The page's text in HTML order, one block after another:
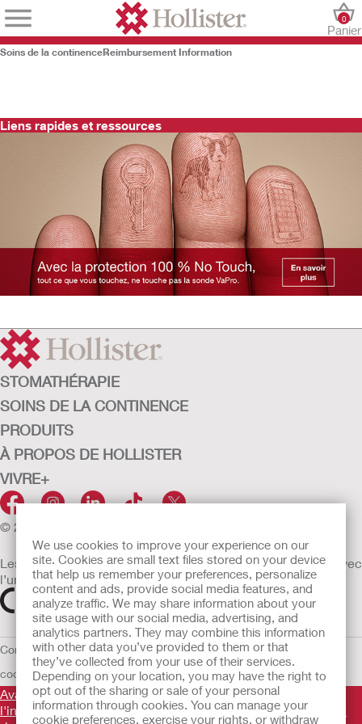
We use cookies to improve your experience on our
site. Cookies are small text files stored on your device
that help us remember your preferences, personalize
content and ads, provide social media features, and
analyze traffic. We may share information about your
site usage with our social media, advertising, and
analytics partners. They may combine this information
with other data you’ve provided to them or that
they’ve collected from your use of their services.
Depending on your location, you may have the right to
opt out of the sharing or sale of your personal
information through cookies. You can manage your
cookie preferences, exercise your rights, or withdraw
Panier
0
Soins de la continenceReimbursement Information
Liens rapides et ressources
STOMATHÉRAPIE
SOINS DE LA CONTINENCE
PRODUITS
À PROPOS DE HOLLISTER
VIVRE+
© 2026 Hollister Incorporated
Les dispositifs médicaux vendus dans l’UE sont marqués avec
l’un des symboles suivants selon le besoin
Conditions d'utilisation Politique de confidentialité Utilisation des
cookiesUE Avis au DénonciateurConditions générales de vente
Avant d'utiliser les produits mentionnés, veuillez lire
l'intégralité des consignes d'utilisation fournies sur la notice